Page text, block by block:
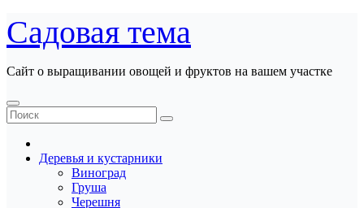
Перейти
к
содержанию
Садовая тема
Сайт о выращивании овощей и фруктов на вашем участке
Деревья и кустарники
Виноград
Груша
Черешня